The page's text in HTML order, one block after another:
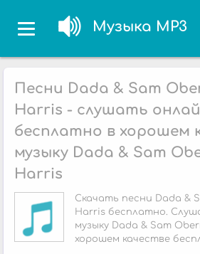
Музыка MP3
Песни Dada & Sam
Harris - слушать
бесплатно в хорошем
музыку Dada & Sam
Harris
Скачать песни Dada &
Harris бесплатно.
музыку Dada & Sam
хорошем качестве